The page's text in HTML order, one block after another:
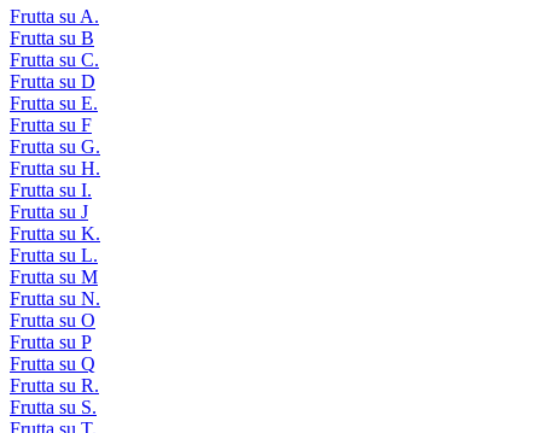
Frutta su A.
Frutta su B
Frutta su C.
Frutta su D
Frutta su E.
Frutta su F
Frutta su G.
Frutta su H.
Frutta su I.
Frutta su J
Frutta su K.
Frutta su L.
Frutta su M
Frutta su N.
Frutta su O
Frutta su P
Frutta su Q
Frutta su R.
Frutta su S.
Frutta su T.